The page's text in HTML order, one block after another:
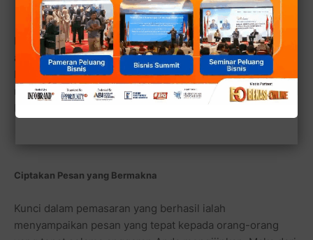
Intinya Anda sebaiknya berfokus pada orang-orang yang
akan memberikan penghargaan terhadap apa saja yang
bisa Anda lakukan bagi mereka. Orang-orang inilah yang
menjadi pelanggan yang paling setia dan menguntungkan
Ciptakan Pesan yang Bermakna
Kunci dalam pemasaran yang berhasil ialah
menyampaikan pesan yang tepat kepada orang-orang